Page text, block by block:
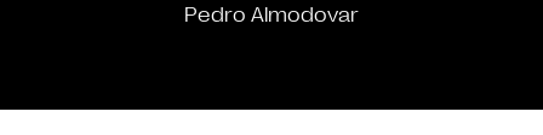
Pedro Almodovar